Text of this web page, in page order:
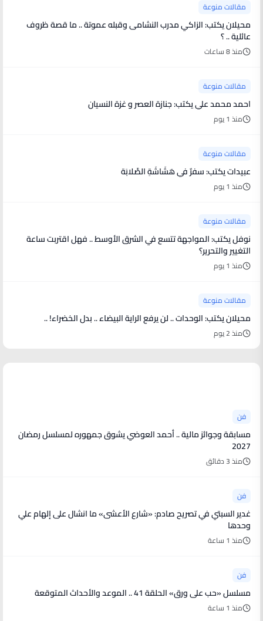
مقالات منوعة
محيلان يكتب: الزاكي مدرب النشامى وقبله عموتة .. ما قصة ظروف
عائلية .. ؟
منذ 8 ساعات
مقالات منوعة
احمد محمد علي يكتب: جنازة العصر و غزة النسيان
منذ 1 يوم
مقالات منوعة
عبيدات يكتب: سفرٌ في هَشَاشَةِ الصَّلابَة
منذ 1 يوم
مقالات منوعة
نوفل يكتب: المواجهة تتسع في الشرق الأوسط .. فهل اقتربت ساعة
التغيير والتحرير؟
منذ 1 يوم
مقالات منوعة
محيلان يكتب: الوحدات .. لن يرفع الراية البيضاء .. بدل الخضراء! ..
منذ 2 يوم
فن
مسابقة وجوائز مالية .. أحمد العوضي يشوق جمهوره لمسلسل رمضان
2027
منذ 3 دقائق
فن
غدير السبتي في تصريح صادم: «شارع الأعشى» ما انشال على إلهام علي
وحدها
منذ 1 ساعة
فن
مسلسل «حب على ورق» الحلقة 41 .. الموعد والأحداث المتوقعة
منذ 1 ساعة